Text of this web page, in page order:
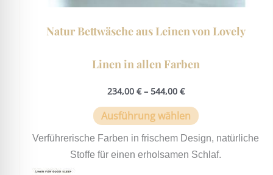
Natur Bettwäsche aus Leinen von Lovely
Linen in allen Farben
234,00 €– 544,00 €
Ausführung wählen
Verführerische Farben in frischem Design, natürliche
Stoffe für einen erholsamen Schlaf.